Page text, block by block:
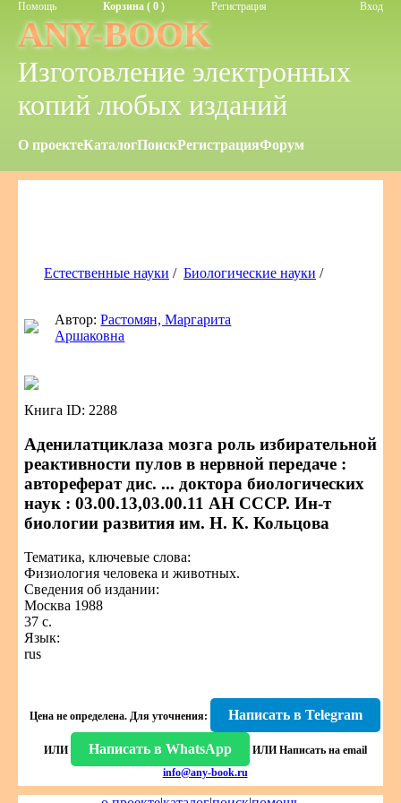
Помощь Корзина ( 0 ) Регистрация Вход
ANY-BOOK
Изготовление электронных
копий любых изданий
О проектеКаталогПоискРегистрацияФорум
Естественные науки / Биологические науки /
Автор:Растомян, Маргарита
Аршаковна
Книга ID: 2288
Аденилатциклаза мозга роль избирательной
реактивности пулов в нервной передаче :
автореферат дис. ... доктора биологических
наук : 03.00.13,03.00.11 АН СССР. Ин-т
биологии развития им. Н. К. Кольцова
Тематика, ключевые слова:
Физиология человека и животных.
Сведения об издании:
Москва 1988
37 с.
Язык:
rus
Цена не определена. Для уточнения: Написать в Telegram
ИЛИ Написать в WhatsApp ИЛИ Написать на email
info@any-book.ru